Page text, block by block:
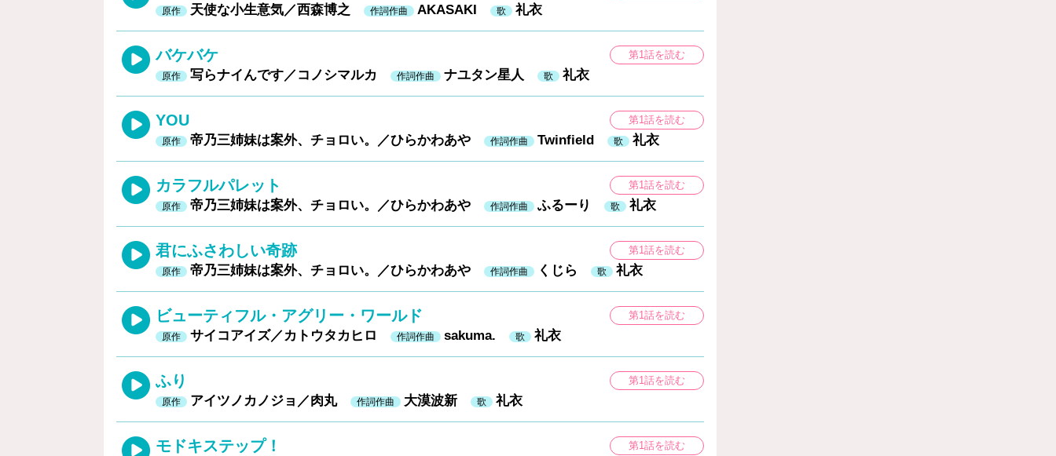
原作 天使な小生意気／西森博之 作詞作曲 AKASAKI 歌 礼衣
バケバケ
原作 写らナイんです／コノシマルカ 作詞作曲 ナユタン星人 歌 礼衣
第1話を読む
YOU
原作 帝乃三姉妹は案外、チョロい。／ひらかわあや 作詞作曲 Twinfield 歌 礼衣
第1話を読む
カラフルパレット
原作 帝乃三姉妹は案外、チョロい。／ひらかわあや 作詞作曲 ふるーり 歌 礼衣
第1話を読む
君にふさわしい奇跡
原作 帝乃三姉妹は案外、チョロい。／ひらかわあや 作詞作曲 くじら 歌 礼衣
第1話を読む
ビューティフル・アグリー・ワールド
原作 サイコアイズ／カトウタカヒロ 作詞作曲 sakuma. 歌 礼衣
第1話を読む
ふり
原作 アイツノカノジョ／肉丸 作詞作曲 大漠波新 歌 礼衣
第1話を読む
モドキステップ！ 第1話を読む